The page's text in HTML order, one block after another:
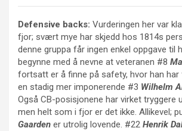
Defensive backs: Vurderingen her var
fjor; svært mye har skjedd hos 1814s
denne gruppa får ingen enkel oppgave til
begynne med å nevne at veteranen #8
fortsatt er å finne på safety, hvor han
en stadig mer imponerende #3 Wilhelm
Også CB-posisjonene har virket tryggere
men helt som i fjor er det ikke. Allikevel;
Gaarden er utrolig lovende. #22 Henrik